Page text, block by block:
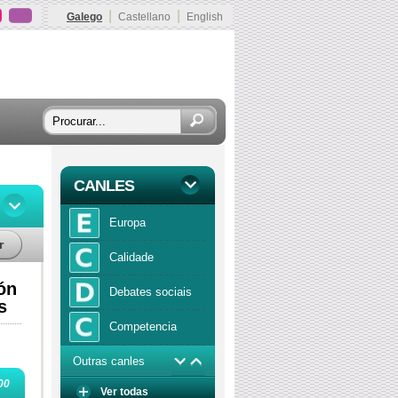
Galego Castellano English
CANLES
Europa
Calidade
Debates sociais
Competencia
Economía
Outras canles
Ver todas